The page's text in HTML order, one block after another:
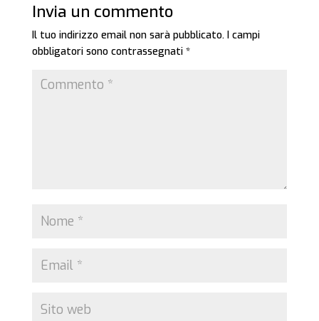
Invia un commento
Il tuo indirizzo email non sarà pubblicato. I campi
obbligatori sono contrassegnati *